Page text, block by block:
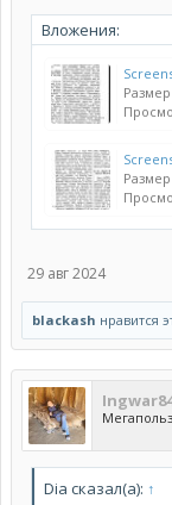
Вложения:
29 авг 2024
blackash нравится
Dia сказал(а): ↑